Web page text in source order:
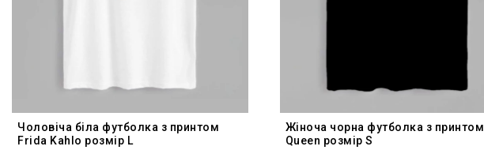
Чоловіча біла футболка з принтом
Frida Kahlo розмір L
Жіноча чорна футболка з принтом
Queen розмір S